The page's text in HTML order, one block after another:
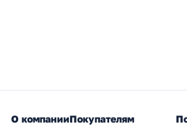
О компанииПокупателям